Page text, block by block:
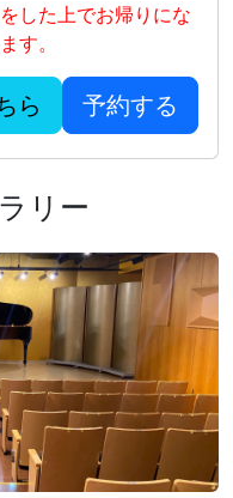
した上でお帰りにな
す。
ら 予約する
リー